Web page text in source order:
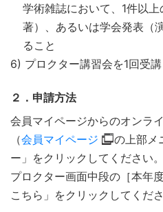
学術雑誌において、1件以
著）、あるいは学会発表（
ること
6) プロクター講習会を1回受
２．申請方法
会員マイページからのオンラ
（会員マイページ
の上部メ
ー」をクリックしてください。
プロクター画面中段の［本年
こちら」をクリックしてくださ